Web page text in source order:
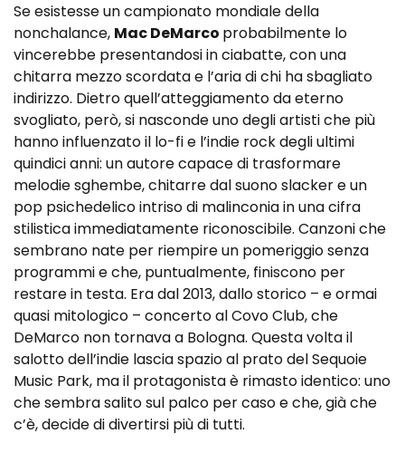
Se esistesse un campionato mondiale della
nonchalance, Mac DeMarco probabilmente lo
vincerebbe presentandosi in ciabatte, con una
chitarra mezzo scordata e l’aria di chi ha sbagliato
indirizzo. Dietro quell’atteggiamento da eterno
svogliato, però, si nasconde uno degli artisti che più
hanno influenzato il lo-fi e l’indie rock degli ultimi
quindici anni: un autore capace di trasformare
melodie sghembe, chitarre dal suono slacker e un
pop psichedelico intriso di malinconia in una cifra
stilistica immediatamente riconoscibile. Canzoni che
sembrano nate per riempire un pomeriggio senza
programmi e che, puntualmente, finiscono per
restare in testa. Era dal 2013, dallo storico – e ormai
quasi mitologico – concerto al Covo Club, che
DeMarco non tornava a Bologna. Questa volta il
salotto dell’indie lascia spazio al prato del Sequoie
Music Park, ma il protagonista è rimasto identico: uno
che sembra salito sul palco per caso e che, già che
c’è, decide di divertirsi più di tutti.